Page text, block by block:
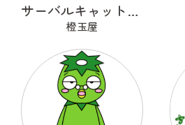
サーバルキャット課長
橙玉屋